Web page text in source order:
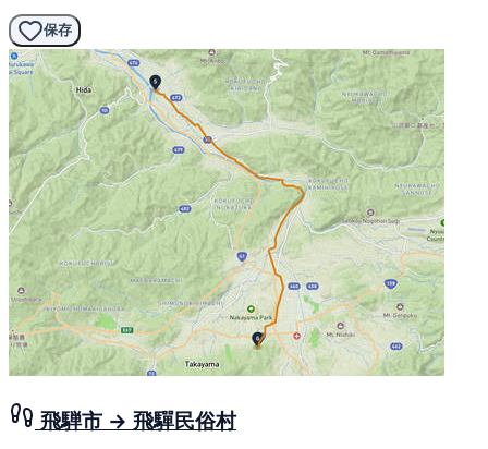
保存
飛騨市 → 飛驒民俗村